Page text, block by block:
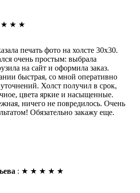
★ ★ ★
печать фото на холсте 30х30.
очень простым: выбрала
на сайт и оформила заказ.
быстрая, со мной оперативно
уточнений. Холст получил в срок,
цвета яркие и насыщенные.
ничего не повредилось. Очень
Обязательно закажу еще.
: ★ ★ ★ ★ ★